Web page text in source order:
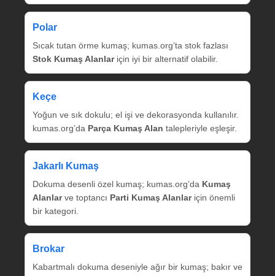
Polar
Sıcak tutan örme kumaş; kumas.org’ta stok fazlası
Stok Kumaş Alanlariçin iyi bir alternatif olabilir.
Keçe
Yoğun ve sık dokulu; el işi ve dekorasyonda kullanılır.
kumas.org’da Parça Kumaş Alan talepleriyle eşleşir.
Jakarlı Kumaş
Dokuma desenli özel kumaş; kumas.org’da Kumaş
Alanlarve toptancı Parti Kumaş Alanlariçin önemli
bir kategori.
Brokar
Kabartmalı dokuma deseniyle ağır bir kumaş; bakır ve